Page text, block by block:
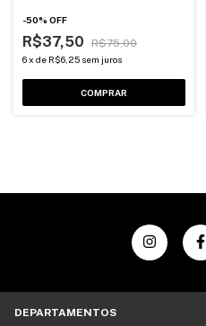
-50% OFF
R$37,50 R$75,00
6x de R$6,25 sem juros
COMPRAR
DEPARTAMENTOS